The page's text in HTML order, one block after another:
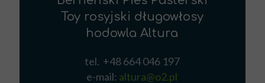
Toy rosyjski długowłosy
hodowla Altura
tel. +48 664 046 197
e-mail: altura@o2.pl
Berneński Pies Pasterski szczeniętaBerneński Pies Pasterski hodowla
AlturaBerneński Pies Pasterski hodowla podkarpacieToy rosyjski
długowłosy hodowlaToy rosyjski szczenięta